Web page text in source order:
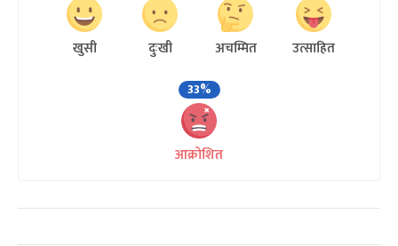
खुसी दुःखी अचम्मित
उत्साहित
33%
आक्रोशित